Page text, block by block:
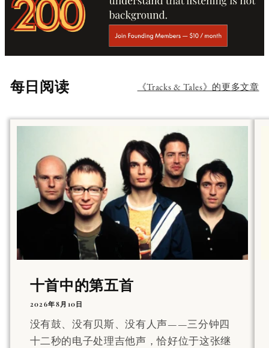
每日阅读 《Tracks & Tales》的更多文章
十首中的第五首
2026年8月10日
没有鼓、没有贝斯、没有人声——三分钟四
十二秒的电子处理吉他声，恰好位于这张继